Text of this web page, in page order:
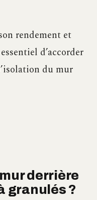
rendement et
d’accorder
du mur
derrière
granulés ?